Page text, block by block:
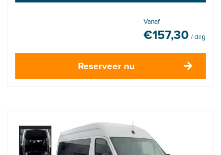
Vanaf
€157,30 / dag
Reserveer nu